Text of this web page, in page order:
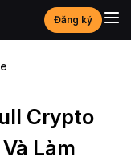
Đăng ký
Crypto
Làm